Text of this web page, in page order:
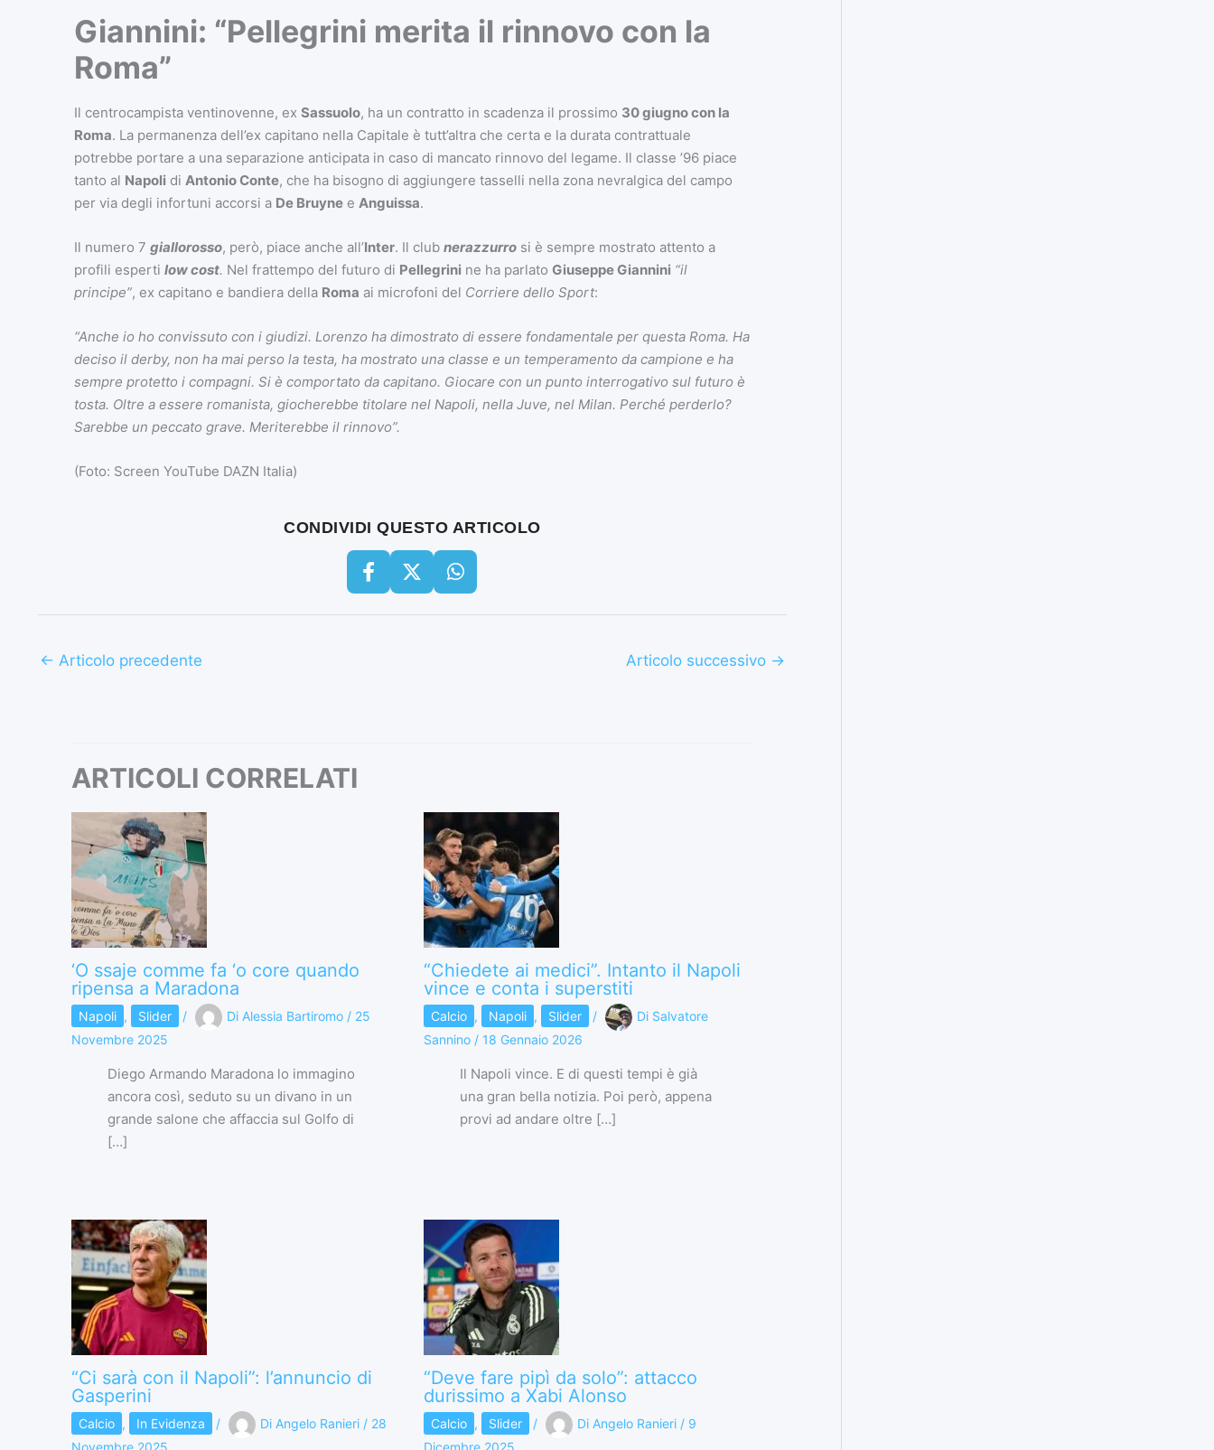
Giannini: “Pellegrini merita il rinnovo con la
Roma”
Il centrocampista ventinovenne, ex Sassuolo, ha un contratto in scadenza il prossimo 30 giugnocon la
Roma. La permanenza dell’ex capitano nella Capitale è tutt’altra che certa e la durata contrattuale
potrebbe portare a una separazione anticipata in caso di mancato rinnovo del legame. Il classe ’96 piace
tanto al Napoli di Antonio Conte, che ha bisogno di aggiungere tasselli nella zona nevralgica del campo
per via degli infortuni accorsi a De Bruynee Anguissa.
Il numero 7 giallorosso, però, piace anche all’Inter. Il club nerazzurrosi è sempre mostrato attento a
profili esperti low cost. Nel frattempo del futuro di Pellegrini ne ha parlato Giuseppe Giannini “il
principe”, ex capitano e bandiera della Roma ai microfoni del Corriere dello Sport:
“Anche io ho convissuto con i giudizi. Lorenzo ha dimostrato di essere fondamentale per questa Roma. Ha
deciso il derby, non ha mai perso la testa, ha mostrato una classe e un temperamento da campione e ha
sempre protetto i compagni. Si è comportato da capitano. Giocare con un punto interrogativo sul futuro è
tosta. Oltre a essere romanista, giocherebbe titolare nel Napoli, nella Juve, nel Milan. Perché perderlo?
Sarebbe un peccato grave. Meriterebbe il rinnovo”.
(Foto: Screen YouTube DAZN Italia)
CONDIVIDI QUESTO ARTICOLO
← Articolo precedente Articolo successivo →
ARTICOLI CORRELATI
‘O ssaje comme fa ‘o core quando
ripensa a Maradona
Napoli , Slider / Di Alessia Bartiromo / 25
Novembre 2025
Diego Armando Maradona lo immagino
ancora così, seduto su un divano in un
grande salone che affaccia sul Golfo di
[…]
“Chiedete ai medici”. Intanto il Napoli
vince e conta i superstiti
Calcio , Napoli , Slider / Di Salvatore
Sannino / 18 Gennaio 2026
Il Napoli vince. E di questi tempi è già
una gran bella notizia. Poi però, appena
provi ad andare oltre […]
“Ci sarà con il Napoli”: l’annuncio di
Gasperini
Calcio , In Evidenza / Di Angelo Ranieri / 28
Novembre 2025
“Deve fare pipì da solo”: attacco
durissimo a Xabi Alonso
Calcio , Slider / Di Angelo Ranieri / 9
Dicembre 2025